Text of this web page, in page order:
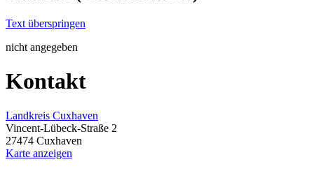
Text überspringen
nicht angegeben
Kontakt
Landkreis Cuxhaven
Vincent-Lübeck-Straße 2
27474 Cuxhaven
Karte anzeigen